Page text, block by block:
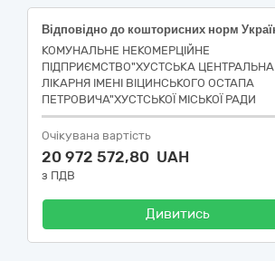
КОМУНАЛЬНЕ НЕКОМЕРЦІЙНЕ
ПІДПРИЄМСТВО"ХУСТСЬКА ЦЕНТРАЛЬНА
ЛІКАРНЯ ІМЕНІ ВІЦИНСЬКОГО ОСТАПА
ПЕТРОВИЧА"ХУСТСЬКОЇ МІСЬКОЇ РАДИ
Очікувана вартість
20 972 572,80 UAH
з ПДВ
Дивитись